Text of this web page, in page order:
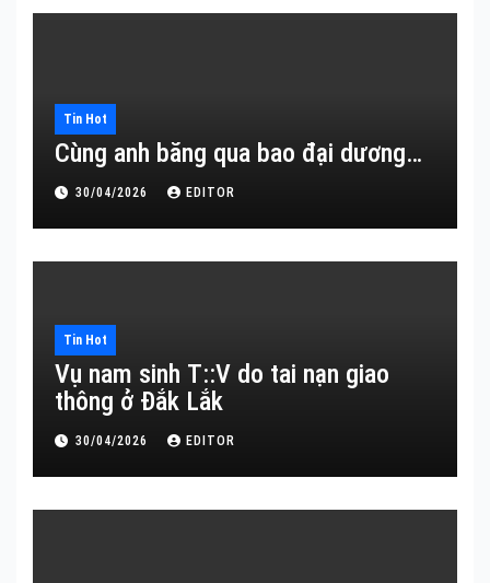
Tin Hot
Cùng anh băng qua bao đại dương…
30/04/2026 EDITOR
Tin Hot
Vụ nam sinh T::V do tai nạn giao
thông ở Đắk Lắk
30/04/2026 EDITOR